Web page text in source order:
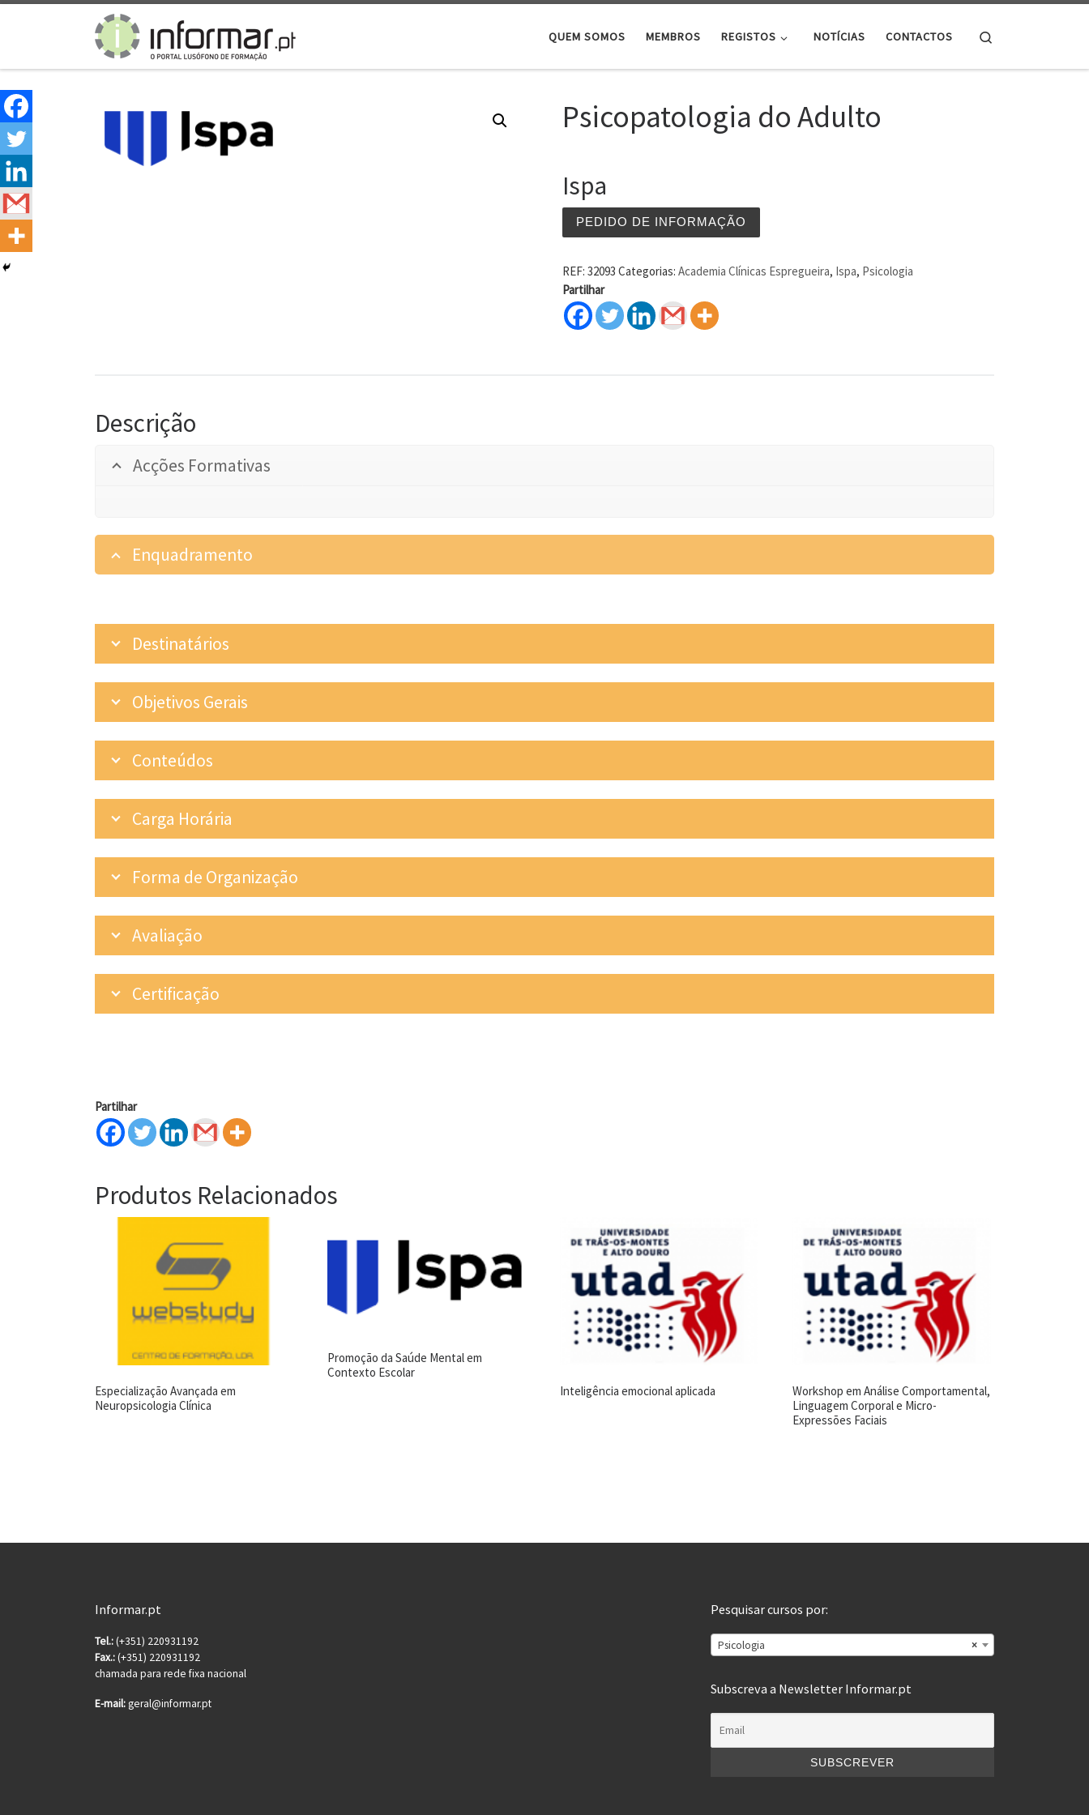
Skip to content
QUEM SOMOS MEMBROS REGISTOS NOTÍCIAS CONTACTOS
Psicopatologia do Adulto
Ispa
PEDIDO DE INFORMAÇÃO
REF:32093 Categorias:Academia Clínicas Espregueira, Ispa, Psicologia
Partilhar
Descrição
Acções Formativas
Enquadramento
Destinatários
Objetivos Gerais
Conteúdos
Carga Horária
Forma de Organização
Avaliação
Certificação
Partilhar
Produtos Relacionados
Especialização Avançada em
Neuropsicologia Clínica
Promoção da Saúde Mental em
Contexto Escolar
Inteligência emocional aplicada
Workshop em Análise Comportamental,
Linguagem Corporal e Micro-
Expressões Faciais
Informar.pt
Tel.:(+351) 220931192
Fax.:(+351) 220931192
chamada para rede fixa nacional
E-mail:geral@informar.pt
Pesquisar cursos por:
×
Psicologia
Subscreva a Newsletter Informar.pt